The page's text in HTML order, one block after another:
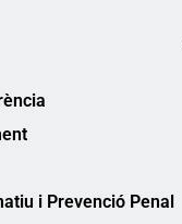
i Prevenció Penal